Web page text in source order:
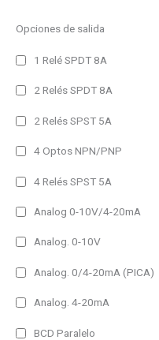
MQTT
Profinet
RS485
Analógica
Pulsos
Relé
Funciones adicionales
Grabación Datos
Harmónicos
Opciones de salida
1 Relé SPDT 8A
2 Relés SPDT 8A
2 Relés SPST 5A
4 Optos NPN/PNP
4 Relés SPST 5A
Analog 0-10V/4-20mA
Analog. 0-10V
Analog. 0/4-20mA (PICA)
Analog. 4-20mA
BCD Paralelo